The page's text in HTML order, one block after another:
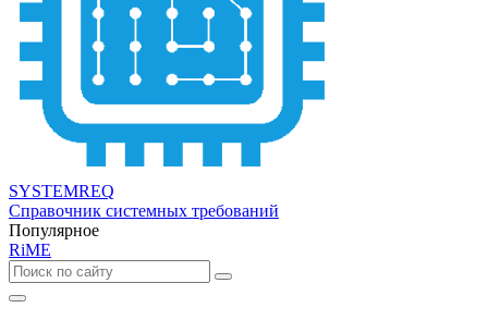
SYSTEMREQ
Справочник системных требований
Популярное
RiME